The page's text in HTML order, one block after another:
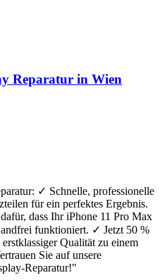
Reparatur in Wien
✓ Schnelle, professionelle
für ein perfektes Ergebnis.
dass Ihr iPhone 11 Pro Max
funktioniert. ✓ Jetzt 50 %
Qualität zu einem
Sie auf unsere
Reparatur!"